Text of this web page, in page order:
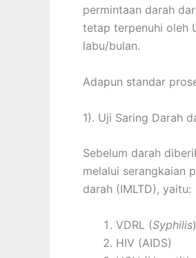
permintaan darah
tetap terpenuhi oleh
labu/bulan.
Adapun standar
1). Uji Saring Darah
Sebelum darah
melalui serangkaian
darah (IMLTD), yaitu:
VDRL (Syphilis)
HIV (AIDS)